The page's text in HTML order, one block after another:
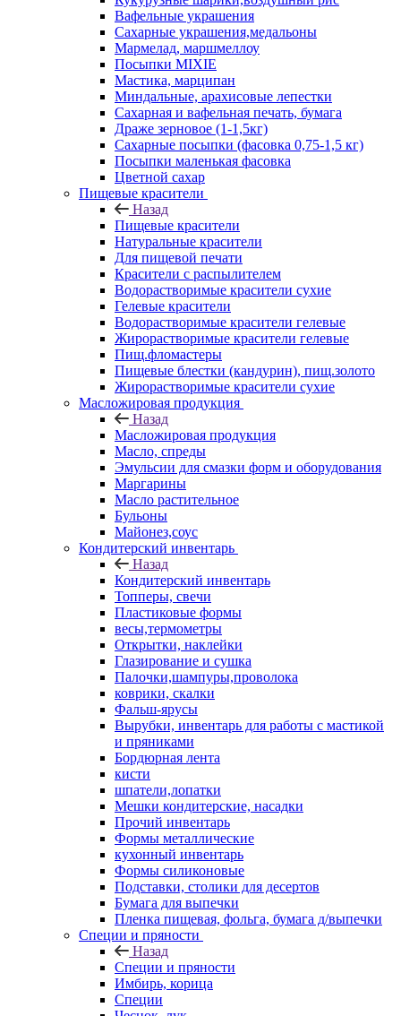
Вафельные украшения
Сахарные украшения,медальоны
Мармелад, маршмеллоу
Посыпки MIXIE
Мастика, марципан
Миндальные, арахисовые лепестки
Сахарная и вафельная печать, бумага
Драже зерновое (1-1,5кг)
Сахарные посыпки (фасовка 0,75-1,5 кг)
Посыпки маленькая фасовка
Цветной сахар
Пищевые красители
Назад
Пищевые красители
Натуральные красители
Для пищевой печати
Красители с распылителем
Водорастворимые красители сухие
Гелевые красители
Водорастворимые красители гелевые
Жирорастворимые красители гелевые
Пищ.фломастеры
Пищевые блестки (кандурин), пищ.золото
Жирорастворимые красители сухие
Масложировая продукция
Назад
Масложировая продукция
Масло, спреды
Эмульсии для смазки форм и оборудования
Маргарины
Масло растительное
Бульоны
Майонез,соус
Кондитерский инвентарь
Назад
Кондитерский инвентарь
Топперы, свечи
Пластиковые формы
весы,термометры
Открытки, наклейки
Глазирование и сушка
Палочки,шампуры,проволока
коврики, скалки
Фальш-ярусы
Вырубки, инвентарь для работы с мастикой
и пряниками
Бордюрная лента
кисти
шпатели,лопатки
Мешки кондитерские, насадки
Прочий инвентарь
Формы металлические
кухонный инвентарь
Формы силиконовые
Подставки, столики для десертов
Бумага для выпечки
Пленка пищевая, фольга, бумага д/выпечки
Специи и пряности
Назад
Специи и пряности
Имбирь, корица
Специи